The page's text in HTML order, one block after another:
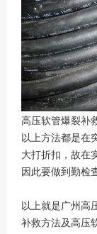
高压软管爆裂补
以上方法都是在
大打折扣，故在
因此要做到勤检
以上就是广州高
补救方法及高压